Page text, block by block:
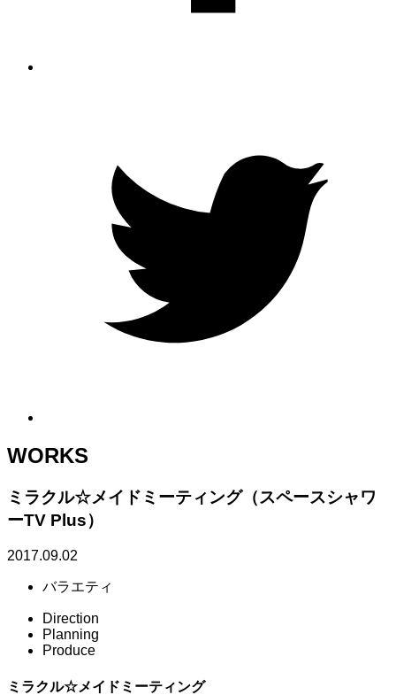
WORKS
ミラクル☆メイドミーティング（スペースシャワ
ーTV Plus）
2017.09.02
バラエティ
Direction
Planning
Produce
ミラクル☆メイドミーティング